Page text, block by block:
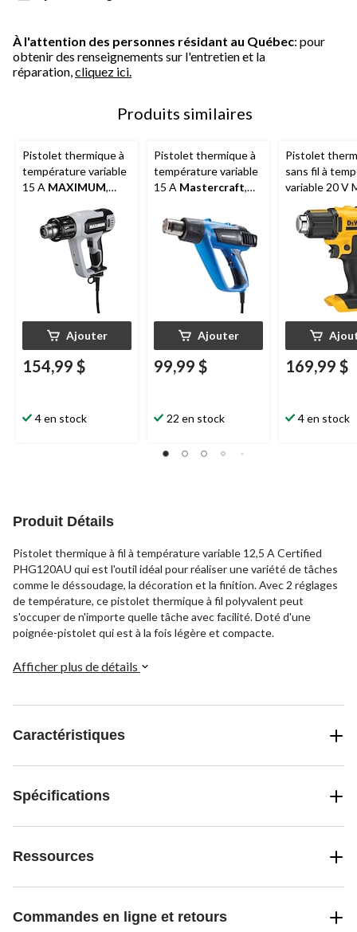
À l'attention des personnes résidant au Québec: pour
obtenir des renseignements sur l'entretien et la
réparation,cliquez ici.
Produits similaires
Pistolet thermique à
température variable
15 A MAXIMUM,
de grattoir et buses,
paq. 6
Ajouter
154,99 $
4 en stock
Pistolet thermique à
température variable
15 A Mastercraft,
buses et étui, paq. 8
Ajouter
99,99 $
22 en stock
Pistolet
sans fil à
variable 20 V
avec buses,
seulement,
169,99 $
4 en stock
Produit Détails
Pistolet thermique à fil à température variable 12,5 A Certified
PHG120AU qui est l'outil idéal pour réaliser une variété de tâches
comme le déssoudage, la décoration et la finition. Avec 2 réglages
de température, ce pistolet thermique à fil polyvalent peut
s'occuper de n'importe quelle tâche avec facilité. Doté d'une
poignée-pistolet qui est à la fois légère et compacte.
Afficher plus de détails
Caractéristiques
Spécifications
Ressources
Commandes en ligne et retours